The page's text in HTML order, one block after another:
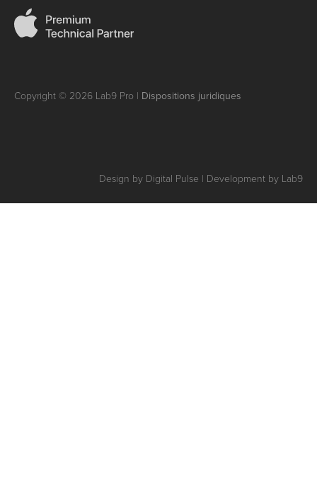
Copyright © 2026 Lab9 Pro | Dispositions juridiques
Design by Digital Pulse | Development by Lab9